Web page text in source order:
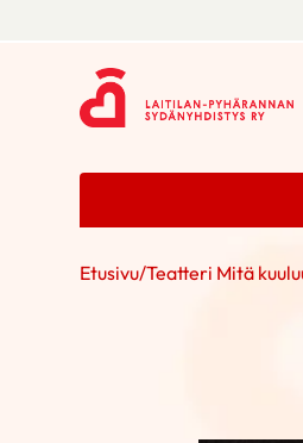
Etusivu/Teatteri Mitä